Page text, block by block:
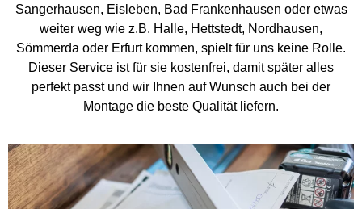
Sangerhausen, Eisleben, Bad Frankenhausen oder etwas
weiter weg wie z.B. Halle, Hettstedt, Nordhausen,
Sömmerda oder Erfurt kommen, spielt für uns keine Rolle.
Dieser Service ist für sie kostenfrei, damit später alles
perfekt passt und wir Ihnen auf Wunsch auch bei der
Montage die beste Qualität liefern.